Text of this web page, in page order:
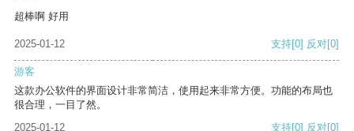
超棒啊 好用
2025-01-12 支持[0] 反对[0]
游客
这款办公软件的界面设计非常简洁，使用起来非常方便。功能的布局也
很合理，一目了然。
2025-01-12
支持[0] 反对[0]